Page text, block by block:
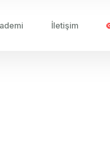
İletişim